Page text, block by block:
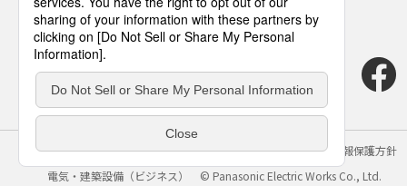
サイトのご利用にあたって クッキーポリシー
個人情報保護方針
電気・建築設備（ビジネス）
© Panasonic Electric Works Co., Ltd.